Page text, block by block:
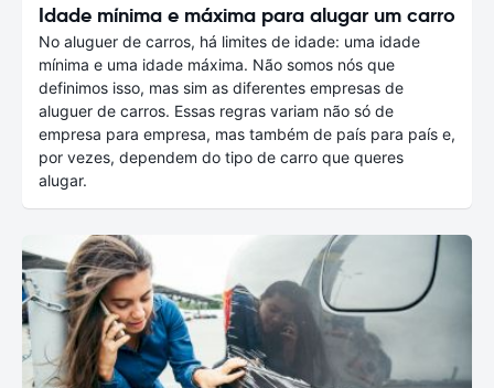
Idade mínima e máxima para alugar um carro
No aluguer de carros, há limites de idade: uma idade
mínima e uma idade máxima. Não somos nós que
definimos isso, mas sim as diferentes empresas de
aluguer de carros. Essas regras variam não só de
empresa para empresa, mas também de país para país e,
por vezes, dependem do tipo de carro que queres
alugar.